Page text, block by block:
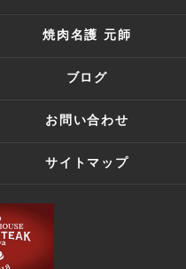
焼肉名護 元師
ブログ
お問い合わせ
サイトマップ